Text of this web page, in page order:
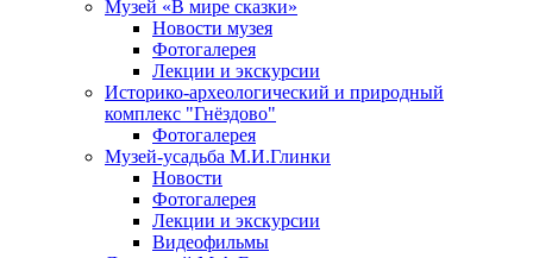
Музей «В мире сказки»
Новости музея
Фотогалерея
Лекции и экскурсии
Историко-археологический и природный
комплекс "Гнёздово"
Фотогалерея
Музей-усадьба М.И.Глинки
Новости
Фотогалерея
Лекции и экскурсии
Видеофильмы